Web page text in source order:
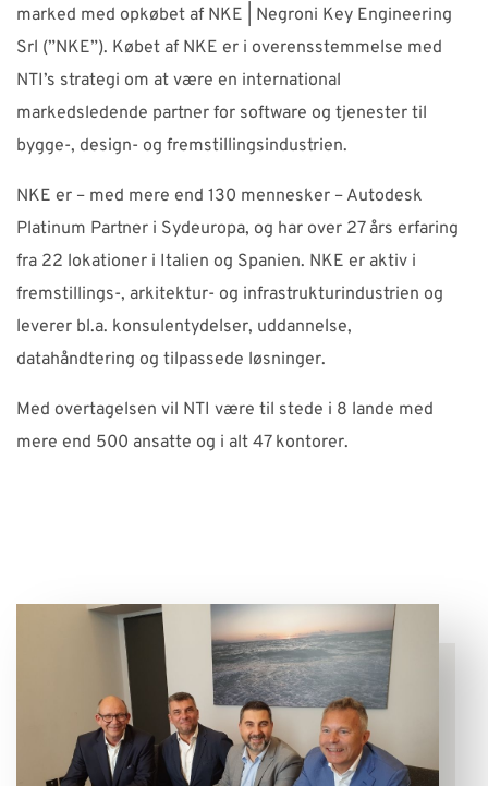
Suomi
Sverige UK
marked med opkøbet af NKE | Negroni Key Engineering
Srl (”NKE”). Købet af NKE er i overensstemmelse med
NTI’s strategi om at være en international
markedsledende partner for software og tjenester til
bygge-, design- og fremstillingsindustrien.
NKE er – med mere end 130 mennesker – Autodesk
Platinum Partner i Sydeuropa, og har over 27 års erfaring
fra 22 lokationer i Italien og Spanien. NKE er aktiv i
fremstillings-, arkitektur- og infrastrukturindustrien og
leverer bl.a. konsulentydelser, uddannelse,
datahåndtering og tilpassede løsninger.
Med overtagelsen vil NTI være til stede i 8 lande med
mere end 500 ansatte og i alt 47 kontorer.